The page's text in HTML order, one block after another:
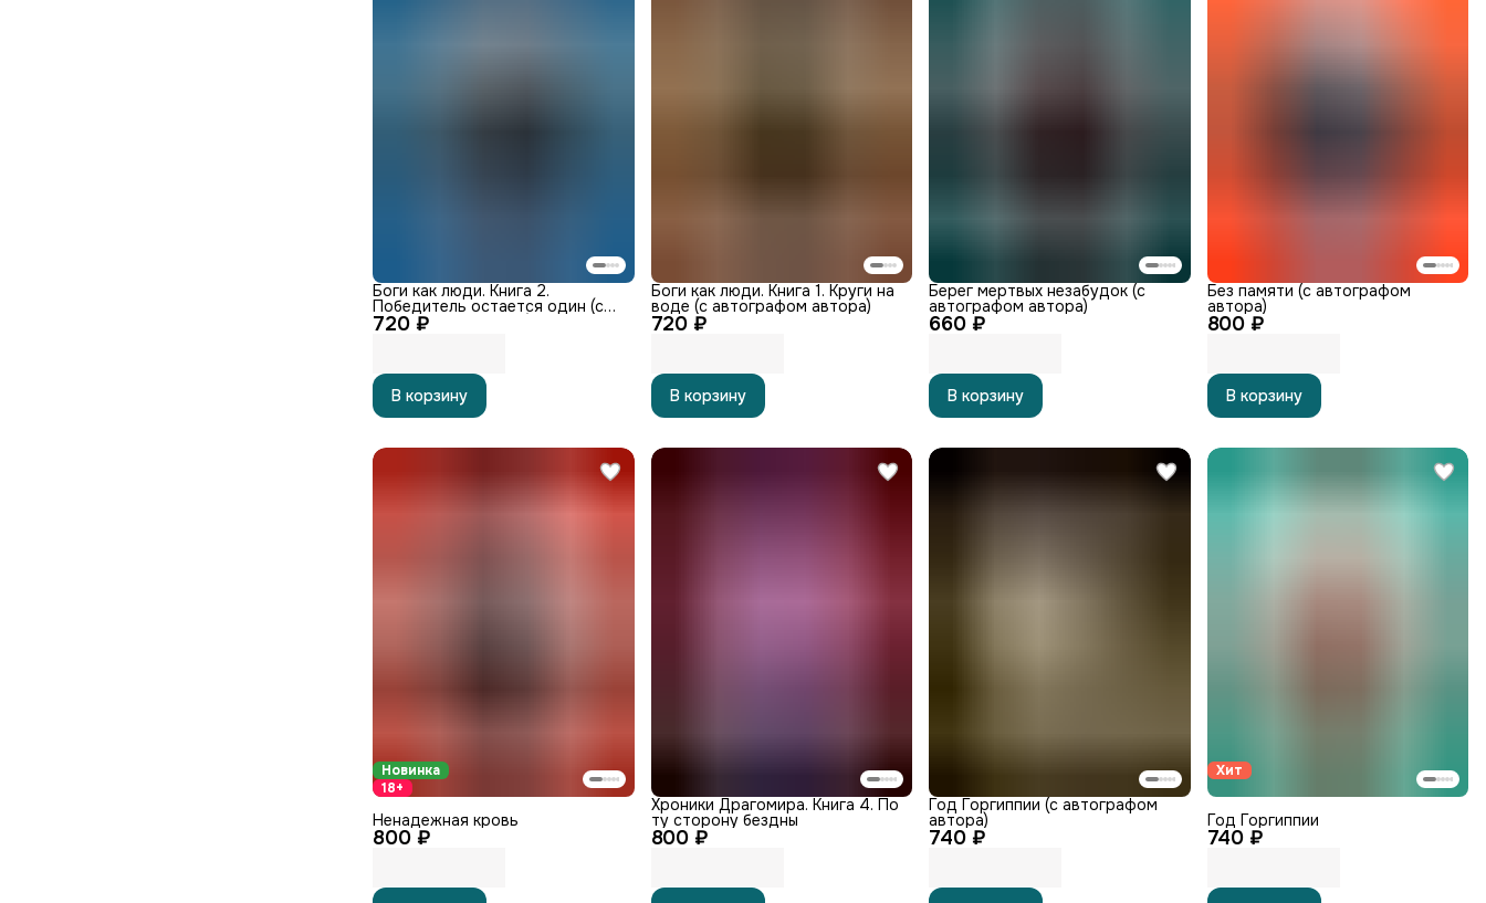
720 ₽
Боги как люди. Книга 2.
Победитель остается один (с
автографом автора)
В корзину
720 ₽
Боги как люди. Книга 1. Круги на
воде (с автографом автора)
В корзину
660 ₽
Берег мертвых незабудок (с
автографом автора)
В корзину
800 ₽
Без памяти (с автографом
автора)
В корзину
Новинка
18+
800 ₽
Ненадежная кровь
800 ₽
Хроники Драгомира. Книга 4. По
ту сторону бездны
740 ₽
Год Горгиппии (с автографом
автора)
Хит
740 ₽
Год Горгиппии